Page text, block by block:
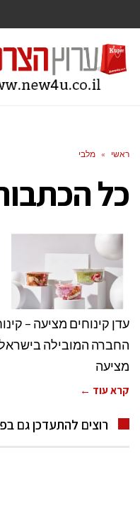
ראשי » מלבי
כל
עדן קינוחים מציעה –
החברה המובילה בישראל
מציעה
קרא עוד ←
רוצים להתעדכן גם